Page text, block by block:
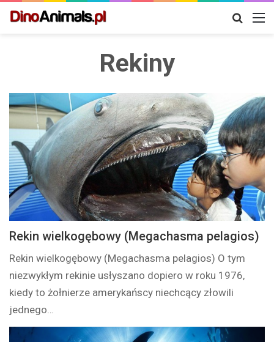
Szukaj
Rekiny
Rekin wielkogębowy (Megachasma pelagios)
Rekin wielkogębowy (Megachasma pelagios) O tym
niezwykłym rekinie usłyszano dopiero w roku 1976,
kiedy to żołnierze amerykańscy niechcący złowili
jednego…